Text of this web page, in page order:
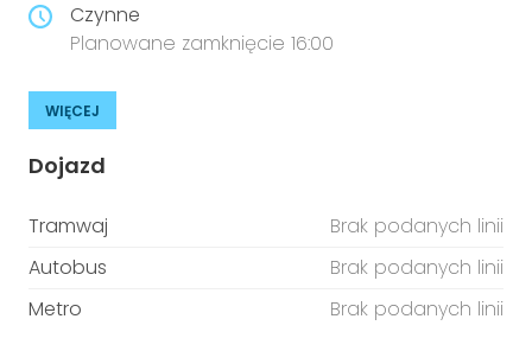
Czynne
Planowane zamknięcie 16:00
WIĘCEJ
Dojazd
Tramwaj
Brak podanych linii
Autobus
Brak podanych linii
Metro
Brak podanych linii